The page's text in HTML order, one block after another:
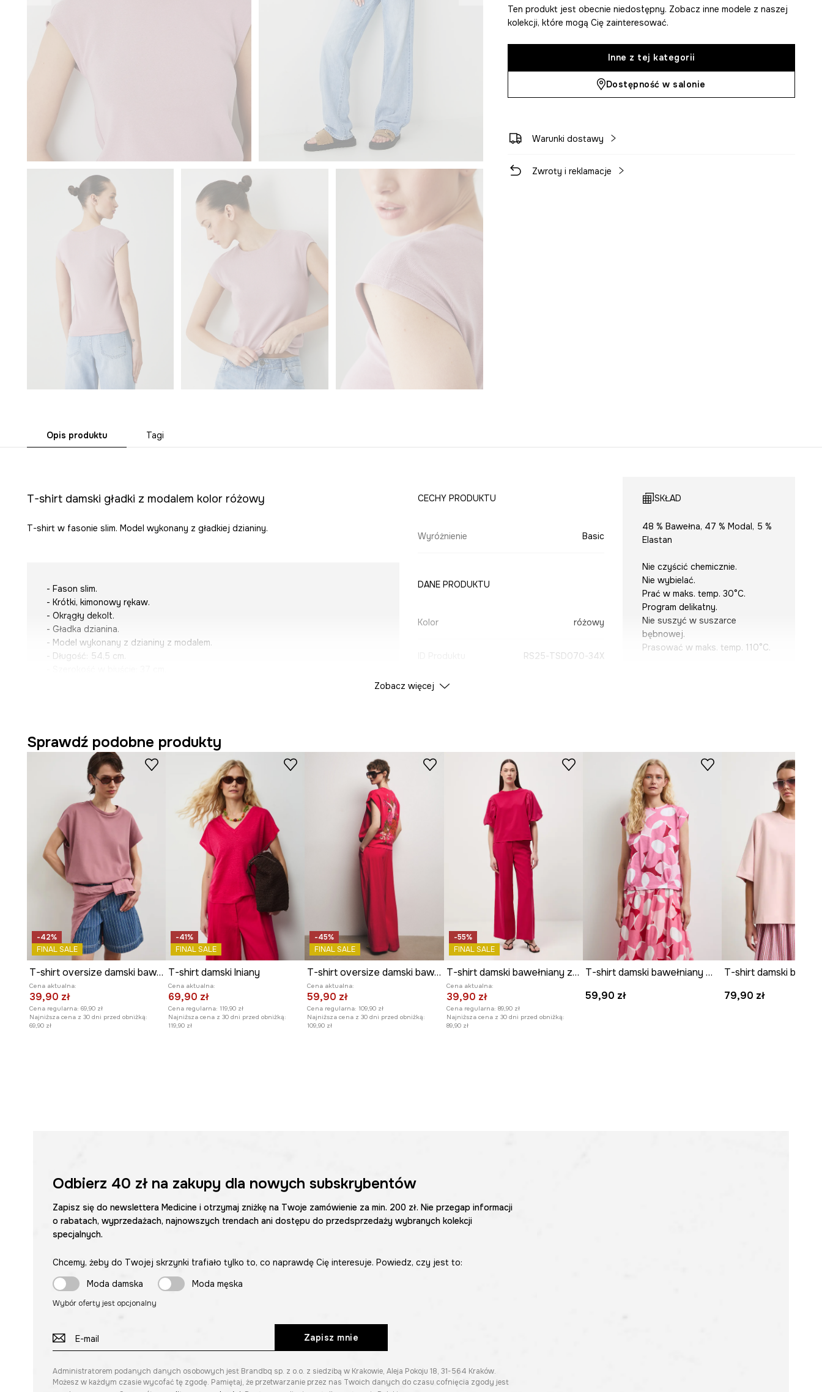
Ten produkt jest obecnie niedostępny. Zobacz inne modele z naszej
kolekcji, które mogą Cię zainteresować.
Inne z tej kategorii
Dostępność w salonie
Warunki dostawy
Zwroty i reklamacje
Opis produktu Tagi
T-shirt damski gładki z modalem kolor różowy
T-shirt w fasonie slim. Model wykonany z gładkiej dzianiny.
- Fason slim.
- Krótki, kimonowy rękaw.
- Okrągły dekolt.
- Gładka dzianina.
- Model wykonany z dzianiny z modalem.
- Długość: 54,5 cm.
CECHY PRODUKTU
Wyróżnienie Basic
DANE PRODUKTU
Kolor różowy
RS25-TSD070-34X
SKŁAD
48 % Bawełna, 47 % Modal, 5 %
Elastan
Nie czyścić chemicznie.
Nie wybielać.
Prać w maks. temp. 30°C.
Program delikatny.
Nie suszyć w suszarce
bębnowej.
Prasować w maks. temp. 110°C.
WYMIARY
Zobacz wymiary produktu
Zobacz więcej
Sprawdź podobne produkty
-42%
FINAL SALE
T-shirt oversize damski bawełniany z elastanem
Cena aktualna:
39,90 zł
Cena regularna: 69,90 zł
Najniższa cena z 30 dni przed obniżką:
69,90 zł
-41%
FINAL SALE
T-shirt damski lniany
Cena aktualna:
69,90 zł
Cena regularna: 119,90 zł
Najniższa cena z 30 dni przed obniżką:
119,90 zł
-45%
FINAL SALE
T-shirt oversize damski bawełniany z elastanem z kolekcji Ilona Tambor x Medicine
Cena aktualna:
59,90 zł
Cena regularna: 109,90 zł
Najniższa cena z 30 dni przed obniżką:
109,90 zł
-55%
FINAL SALE
T-shirt damski bawełniany z elastanem
Cena aktualna:
39,90 zł
Cena regularna: 89,90 zł
Najniższa cena z 30 dni przed obniżką:
89,90 zł
T-shirt damski bawełniany w kwiaty
59,90 zł
T-shirt damski
79,90 zł
Odbierz 40 złna zakupy dla nowych subskrybentów
Zapisz się do newslettera Medicine i otrzymaj zniżkę na Twoje zamówienie za min. 200 zł. Nie przegap informacji
o rabatach, wyprzedażach, najnowszych trendach ani dostępu do przedsprzedaży wybranych kolekcji
specjalnych.
Chcemy, żeby do Twojej skrzynki trafiało tylko to, co naprawdę Cię interesuje. Powiedz, czy jest to:
Moda damska
Moda męska
Wybór oferty jest opcjonalny
Zapisz mnie
Administratorem podanych danych osobowych jest Brandbq sp. z o.o. z siedzibą w Krakowie, Aleja Pokoju 18, 31-564 Kraków.
Możesz w każdym czasie wycofać tę zgodę. Pamiętaj, że przetwarzanie przez nas Twoich danych do czasu cofnięcia zgody jest